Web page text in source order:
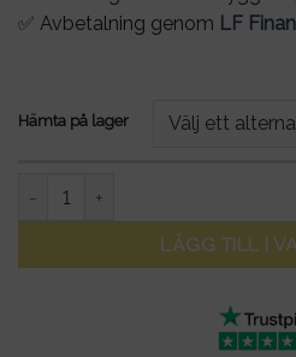
✅ Avbetalning genom LF
Hämta på lager
DOUCHEBIKE E-MTB – El-
LÄGG TILL I